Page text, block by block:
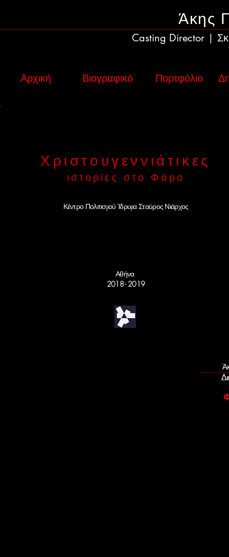
Άκης
Casting Director |
Αρχική Βιογραφικό Πορτφόλιο
Χριστουγεννιάτικες
ιστορίες στο Φάρο
Κέντρο Πολιτισμού Ίδρυμα Σταύρος Νιάρχος
Αθήνα
2018 - 2019